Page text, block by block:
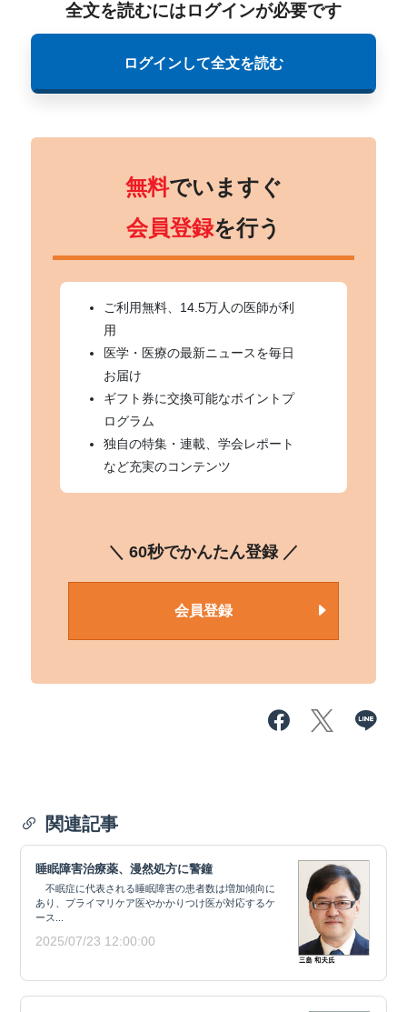
全文を読むにはログインが必要です
ログインして全文を読む
無料でいますぐ
会員登録を行う
ご利用無料、14.5万人の医師が利
用
医学・医療の最新ニュースを毎日
お届け
ギフト券に交換可能なポイントプ
ログラム
独自の特集・連載、学会レポート
など充実のコンテンツ
＼ 60秒でかんたん登録 ／
会員登録
関連記事
睡眠障害治療薬、漫然処方に警鐘
不眠症に代表される睡眠障害の患者数は増加傾向に
あり、プライマリケア医やかかりつけ医が対応するケ
ース...
2025/07/23 12:00:00